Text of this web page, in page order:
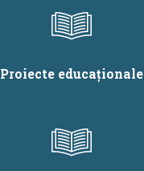
Proiecte educaționale